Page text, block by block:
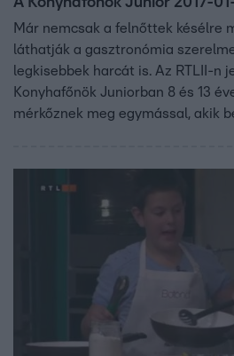
Már nemcsak a felnőttek késélre
láthatják a gasztronómia
legkisebbek harcát is. Az RTLII-n
Konyhafőnök Juniorban 8 és 13
mérkőznek meg egymással, akik
vagyis Fördős Zét, Bernáth